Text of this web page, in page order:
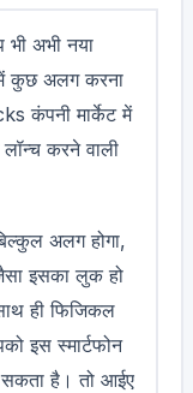
अभी नया
कुछ अलग करना
कंपनी मार्केट में
करने वाली
अलग होगा,
इसका लुक हो
ही फिजिकल
इस स्मार्टफोन
सकता है। तो आईए